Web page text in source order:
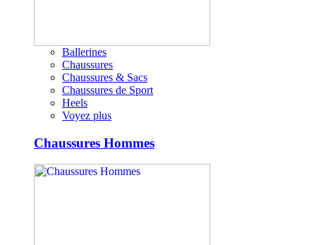
Ballerines
Chaussures
Chaussures & Sacs
Chaussures de Sport
Heels
Voyez plus
Chaussures Hommes